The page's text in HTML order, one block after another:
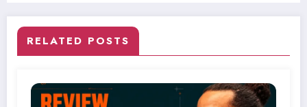
RELATED POSTS